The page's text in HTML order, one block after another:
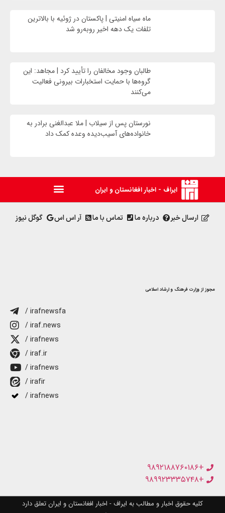
ماه سیاه امنیتی | پاکستان در ژوئیه با بالاترین
تلفات یک دهه اخیر روبه‌رو شد
طالبان وجود مخالفان را تأیید کرد | مجاهد: این
گروه‌ها با حمایت استخبارات بیرونی فعالیت
می‌کنند
نورستان پس از سیلاب | ملا عبدالغنی برادر به
خانواده‌های آسیب‌دیده وعده کمک داد
ایراف - اخبار افغانستان و ایران
ارسال خبر درباره ما تماس با ما آر اس اس گوگل نیوز
مجوز از وزارت فرهنگ و ارشاد اسلامی
/ irafnewsfa
/ iraf.news
/ irafnews
/ iraf.ir
/ irafnews
/ irafir
/ irafnews
+۹۸۹۲۱۸۸۷۶۰۱۸۶
+۹۸۹۹۲۳۳۳۵۷۴۸
کلیه حقوق اخبار و مطالب به ایراف - اخبار افغانستان و ایران تعلق دارد